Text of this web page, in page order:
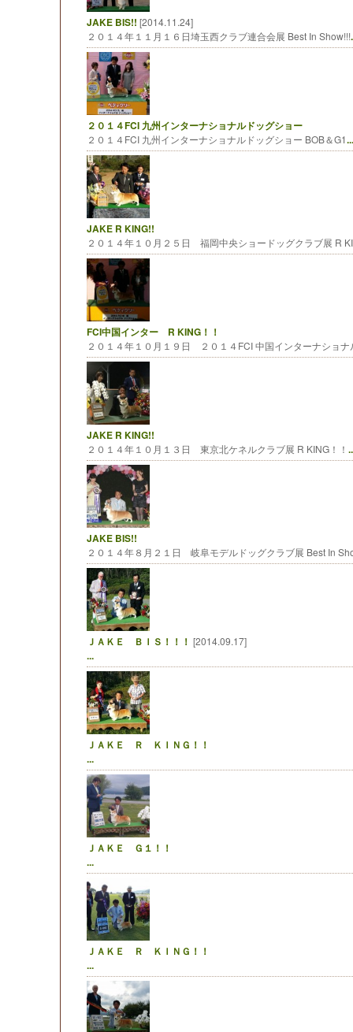
JAKE BIS!! [2014.11.24]
２０１４年１１月１６日埼玉西クラブ連合会展 Best In Show!!!
２０１４FCI 九州インターナショナルドッグショー
２０１４FCI 九州インターナショナルドッグショー BOB＆G1...
JAKE R KING!!
２０１４年１０月２５日 福岡中央ショードッグクラブ展 R
FCI中国インター R KING！！
２０１４年１０月１９日 ２０１４FCI 中国インターナショ
JAKE R KING!!
２０１４年１０月１３日 東京北ケネルクラブ展 R KING！！
JAKE BIS!!
２０１４年８月２１日 岐阜モデルドッグクラブ展 Best In
ＪＡＫＥ ＢＩＳ！！！ [2014.09.17]
...
ＪＡＫＥ Ｒ ＫＩＮＧ！！
...
ＪＡＫＥ Ｇ１！！
...
ＪＡＫＥ Ｒ ＫＩＮＧ！！
...